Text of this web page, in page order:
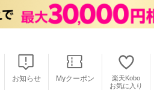
お知らせ Myクーポン
楽天Kobo
お気に入り